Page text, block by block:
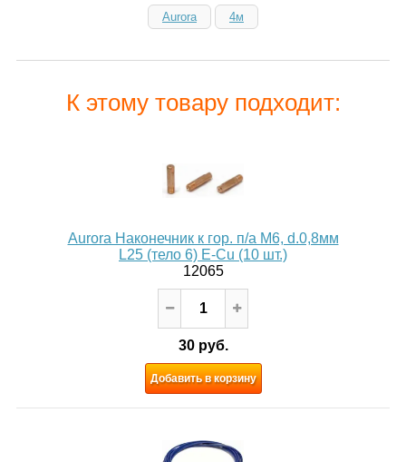
Aurora 4м
К этому товару подходит:
Aurora Наконечник к гор. п/а M6, d.0,8мм
L25 (тело 6) E-Cu (10 шт.)
12065
30 руб.
Добавить в корзину